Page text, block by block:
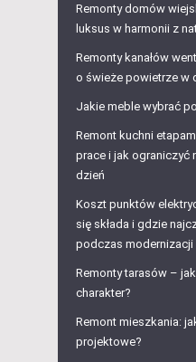
Remonty domów
luksus w harmonii z
Remonty kanałów
o świeże powietrze w
Jakie meble wybrać
Remont kuchni
prace i jak ograniczyć
dzień
Koszt punktów
się składa i gdzie
podczas modernizacji
Remonty tarasów –
charakter?
Remont mieszkania:
projektowe?